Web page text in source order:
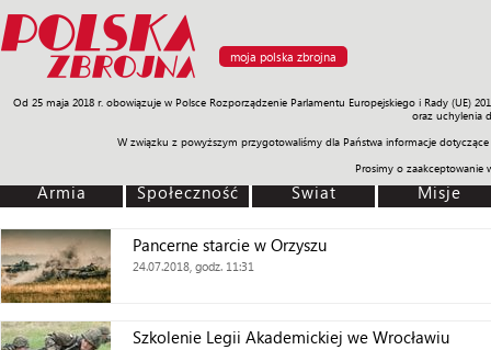
moja polska zbrojna
Od 25 maja 2018 r. obowiązuje w Polsce Rozporządzenie Parlamentu Europejskiego i Rady
oraz uchylenia
W związku z powyższym przygotowaliśmy dla Państwa informacje
Prosimy o
Armia Poligon Sprzęt Misje Polityka Prawo Świat
Armia Społeczność Świat Misje
Pancerne starcie w Orzyszu
24.07.2018, godz. 11:31
Szkolenie Legii Akademickiej we Wrocławiu